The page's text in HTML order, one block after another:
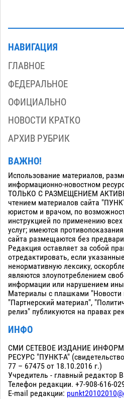
НАВИГАЦИЯ
ГЛАВНОЕ
ФЕДЕРАЛЬНОЕ
ОФИЦИАЛЬНО
НОВОСТИ КРАТКО
АРХИВ РУБРИК
ВАЖНО!
Использование материалов,
информационно-новостном
ТОЛЬКО С РАЗМЕЩЕНИЕМ
чтением материалов сайта
юристом и врачом, по
инструкцией по применению
услуг; имеются
сайта размещаются без
Редакция оставляет за собой
отредактировать, если
ненормативную лексику,
являются злоупотреблением
информации или нарушением
Материалы с плашками "Новости
"Партнерский материал",
релиз" публикуются на правах
ИНФО
СМИ СЕТЕВОЕ ИЗДАНИЕ
РЕСУРС "ПУНКТ-А"
77 – 67475 от 18.10.2016 г.)
Учредитель - главный редактор
Телефон редакции. +7-908-616-
E-mail редакции: